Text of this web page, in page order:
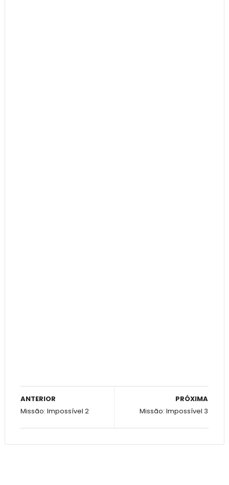
PRÓXIMA
Missão: Impossível 3
ANTERIOR
Missão: Impossível 2